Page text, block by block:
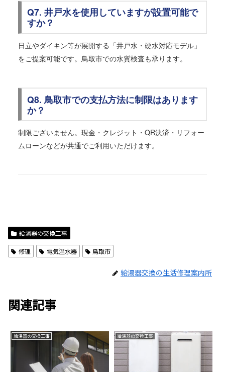
Q7. 井戸水を使用していますが設置可能で
すか？
日立やダイキン等が展開する「井戸水・硬水対応モデル」
をご提案可能です。鳥取市での水質検査も承ります。
Q8. 鳥取市での支払方法に制限はあります
か？
制限ございません。現金・クレジット・QR決済・リフォー
ムローンなどが共通でご利用いただけます。
給湯器の交換工事
修理 電気温水器 鳥取市
給湯器交換の生活修理案内所
関連記事
給湯器の交換工事 給湯器の交換工事